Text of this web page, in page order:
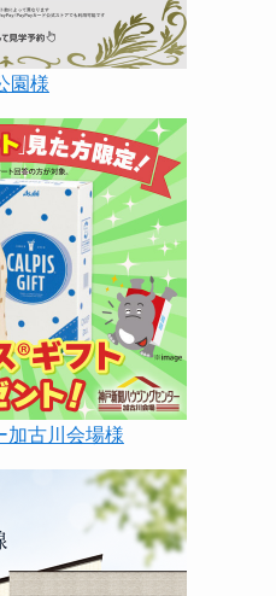
園様
加古川会場様